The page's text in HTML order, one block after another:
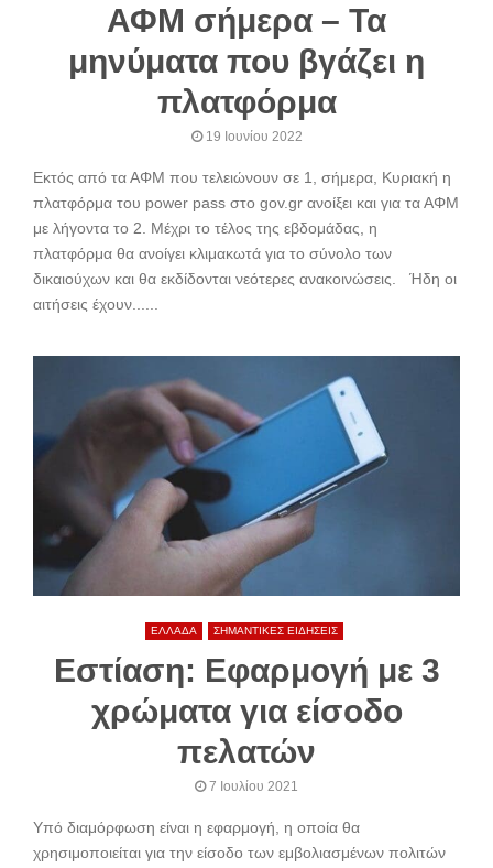
ΑΦΜ σήμερα – Τα
μηνύματα που βγάζει η
πλατφόρμα
19 Ιουνίου 2022
Εκτός από τα ΑΦΜ που τελειώνουν σε 1, σήμερα, Κυριακή η
πλατφόρμα του power pass στο gov.gr ανοίξει και για τα ΑΦΜ
με λήγοντα το 2. Μέχρι το τέλος της εβδομάδας, η
πλατφόρμα θα ανοίγει κλιμακωτά για το σύνολο των
δικαιούχων και θα εκδίδονται νεότερες ανακοινώσεις. Ήδη οι
αιτήσεις έχουν......
ΕΛΛΑΔΑ ΣΗΜΑΝΤΙΚΕΣ ΕΙΔΗΣΕΙΣ
Εστίαση: Εφαρμογή με 3
χρώματα για είσοδο
πελατών
7 Ιουλίου 2021
Υπό διαμόρφωση είναι η εφαρμογή, η οποία θα
χρησιμοποιείται για την είσοδο των εμβολιασμένων πολιτών